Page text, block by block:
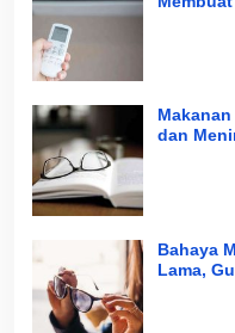
dan
Bahaya
Lama,